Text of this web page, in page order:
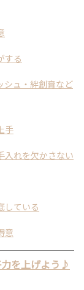
する
ュ・絆創膏など
手
れを欠かさない
している
意
を上げよう♪